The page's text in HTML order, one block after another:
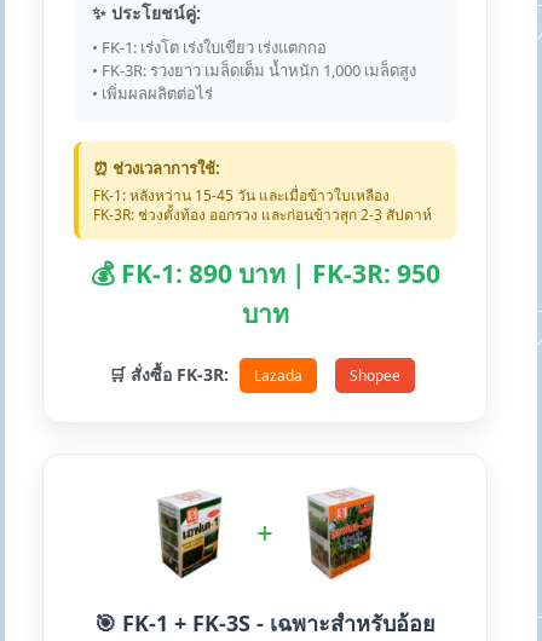
✨ ประโยชน์คู่:
• FK-1: เร่งโต เร่งใบเขียว เร่งแตกกอ
• FK-3R: รวงยาว เมล็ดเต็ม น้ำหนัก 1,000 เมล็ดสูง
• เพิ่มผลผลิตต่อไร่
⏰ ช่วงเวลาการใช้:
FK-1: หลังหว่าน 15-45 วัน และเมื่อข้าวใบเหลือง
FK-3R: ช่วงตั้งท้อง ออกรวง และก่อนข้าวสุก 2-3 สัปดาห์
💰 FK-1: 890 บาท | FK-3R: 950
บาท
🛒 สั่งซื้อ FK-3R: Lazada Shopee
+
🎯 FK-1 + FK-3S - เฉพาะสำหรับอ้อย